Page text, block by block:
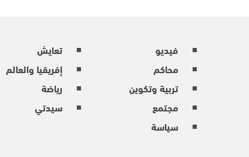
فيديو
محاكم
تربية وتكوين
مجتمع
سياسة
تعايش
إفريقيا والعالم
رياضة
سيدتي